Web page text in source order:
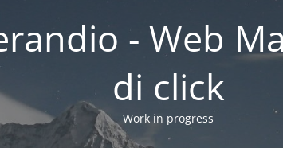
- Web
di click
Work in progress